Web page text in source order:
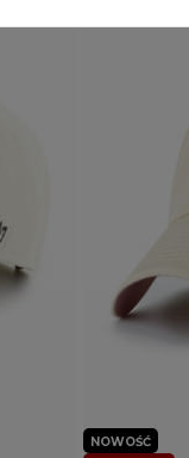
NOWOŚĆ